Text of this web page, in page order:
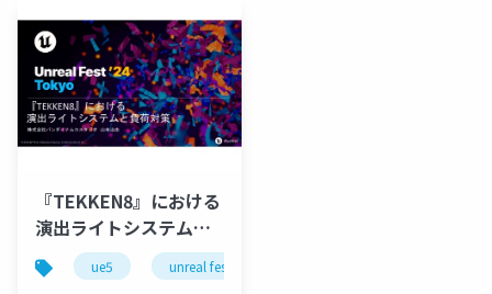
『TEKKEN8』における
演出ライトシステムと
負荷対策【UNREAL
FEST 2024 TOKYO】
ue5 unreal fest